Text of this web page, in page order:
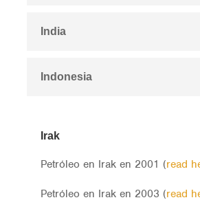
India
Indonesia
Irak
Petróleo en Irak en 2001 (read
Petróleo en Irak en 2003 (read